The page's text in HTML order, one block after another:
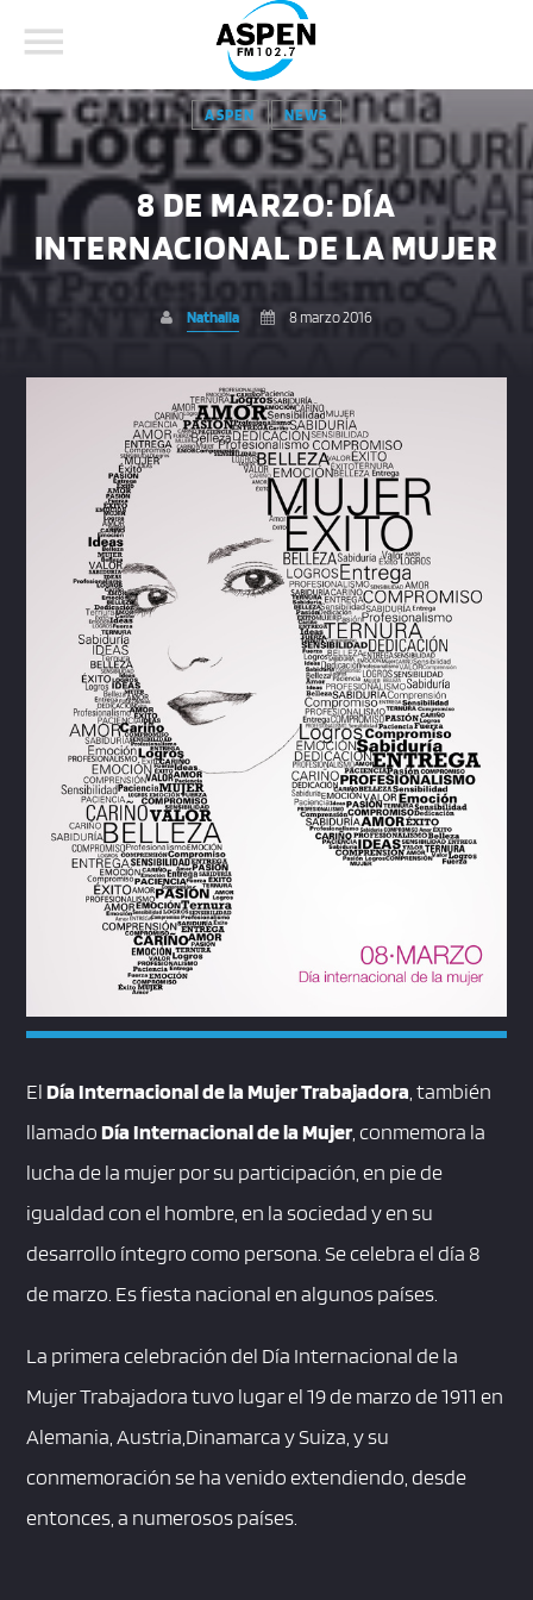
BUSCAR EN EL SITIO:
COMPARTE ESTA PÁGINA EN:
Facebook
Whatsapp
ASPEN NEWS
8 DE MARZO: DÍA
INTERNACIONAL DE LA MUJER
Nathalia 8 marzo 2016
ElDía Internacional de la Mujer Trabajadora , también
llamadoDía Internacional de la Mujer, conmemora la
lucha de la mujer por su participación, en pie de
igualdad con el hombre, en la sociedad y en su
desarrollo íntegro como persona. Se celebra el día 8
de marzo. Es fiesta nacional en algunos países.
La primera celebración del Día Internacional de la
Mujer Trabajadora tuvo lugar el 19 de marzo de 1911 en
Alemania, Austria,Dinamarca y Suiza, y su
conmemoración se ha venido extendiendo, desde
entonces, a numerosos países.